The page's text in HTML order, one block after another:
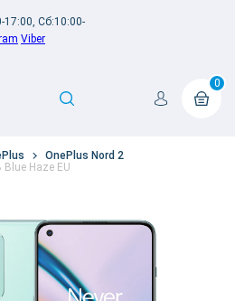
17:00, Сб:10:00-
Viber
0
OnePlus Nord 2
Haze EU